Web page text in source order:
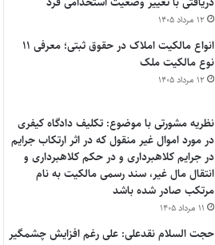
۱۲ مرداد ۱۴۰۵
انواع مالکیت املاک در حقوق ثبتی؛ معرفی ۱۱
نوع مالکیت ملک
۱۲ مرداد ۱۴۰۵
نظریه مشورتی با موضوع: تکلیف دادگاه کیفری
در مورد اموال غیر منقول که در اثر ارتکاب جرایم
در جرایم کلاهبرداری و در حکم کلاهبرداری و
انتقال مال غیر، سند رسمی مالکیت به نام
مرتکب صادر شده باشد
۱۱ مرداد ۱۴۰۵
حجت السلام نقدعلی: علی رغم افزایش چشمگیر